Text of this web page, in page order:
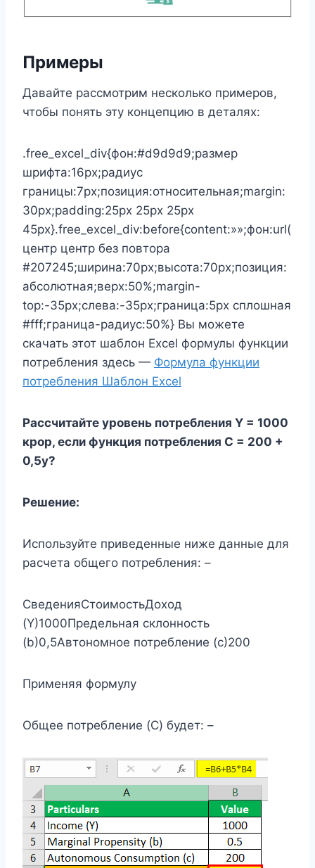
Примеры
Давайте рассмотрим несколько примеров,
чтобы понять эту концепцию в деталях:
.free_excel_div{фон:#d9d9d9;размер
шрифта:16px;радиус
границы:7px;позиция:относительная;margin:
30px;padding:25px 25px 25px
45px}.free_excel_div:before{content:»»;фон:url(
центр центр без повтора
#207245;ширина:70px;высота:70px;позиция:
абсолютная;верх:50%;margin-
top:-35px;слева:-35px;граница:5px сплошная
#fff;граница-радиус:50%} Вы можете
скачать этот шаблон Excel формулы функции
потребления здесь — Формула функции
потребления Шаблон Excel
Рассчитайте уровень потребления Y = 1000
крор, если функция потребления C = 200 +
0,5y?
Решение:
Используйте приведенные ниже данные для
расчета общего потребления: –
СведенияСтоимостьДоход
(Y)1000Предельная склонность
(b)0,5Автономное потребление (c)200
Применяя формулу
Общее потребление (C) будет: –